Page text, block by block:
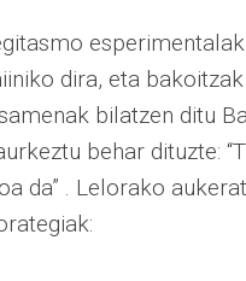
dira, eta
bilatzen ditu
behar dituzte:
da” . Lelorako